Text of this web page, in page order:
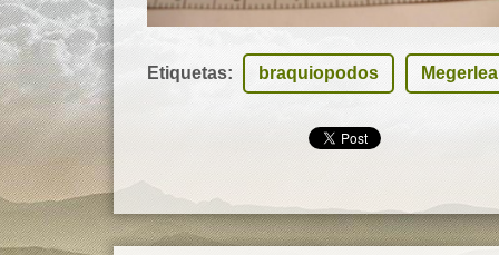
Etiquetas: braquiopodos Megerlea